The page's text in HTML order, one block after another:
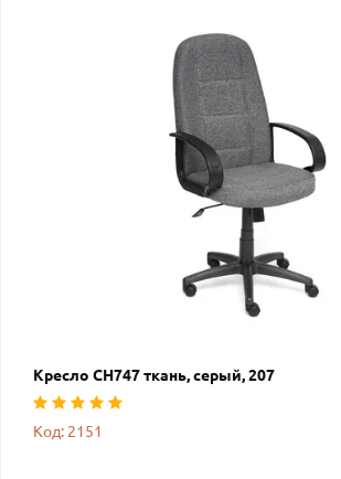
Кресло СН747 ткань, серый, 207
Код: 2151